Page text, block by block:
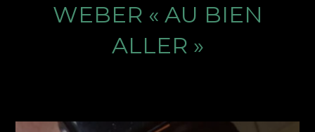
WEBER « AU BIEN
ALLER »